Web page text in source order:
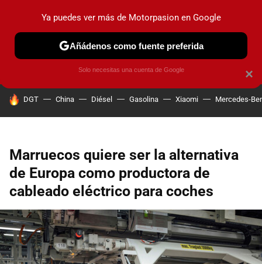
PRUEBAS COCHES ELÉCTRICOS OBSERVATORIO
HOY SE HABLA DE
DGT China Diésel Gasolina Xiaomi Mercedes-
Marruecos quiere ser la alternativa
de Europa como productora de
cableado eléctrico para coches
×
Ya puedes ver más de Motorpasion en Google
Añádenos como fuente preferida
Solo necesitas una cuenta de Google